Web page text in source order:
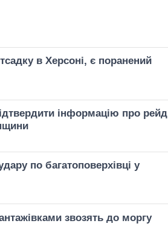
в Херсоні, є поранений
інформацію про рейд
по багатоповерхівці у
звозять до моргу